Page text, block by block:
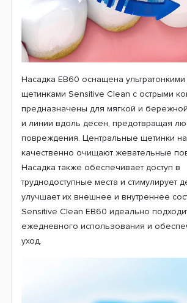
и линии вдоль десен, предотвращая